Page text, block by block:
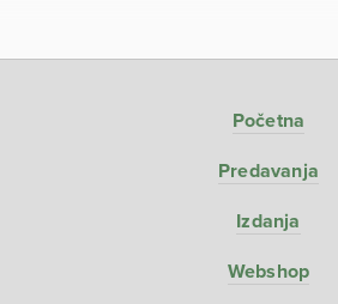
Početna
Predavanja
Izdanja
Webshop